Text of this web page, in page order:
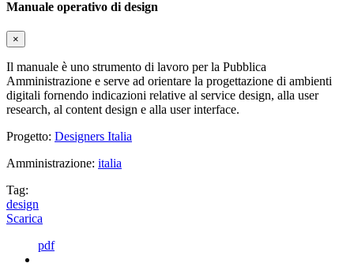
Manuale operativo di design
×
Il manuale è uno strumento di lavoro per la Pubblica
Amministrazione e serve ad orientare la progettazione di ambienti
digitali fornendo indicazioni relative al service design, alla user
research, al content design e alla user interface.
Progetto: Designers Italia
Amministrazione: italia
Tag:
design
Scarica
pdf